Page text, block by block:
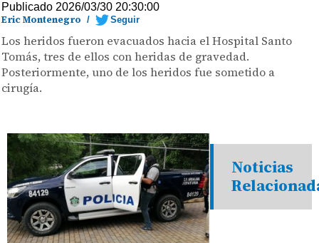
Publicado 2026/03/30 20:30:00
Eric Montenegro / Seguir
Los heridos fueron evacuados hacia el Hospital Santo
Tomás, tres de ellos con heridas de gravedad.
Posteriormente, uno de los heridos fue sometido a
cirugía.
Noticias